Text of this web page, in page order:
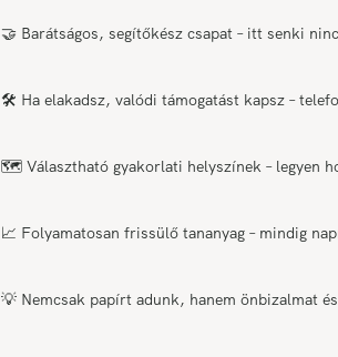
🤝 Barátságos, segítőkész csapat – itt senki
🛠️ Ha elakadsz, valódi támogatást kapsz –
🗺️ Választható gyakorlati helyszínek – legyen
📈 Folyamatosan frissülő tananyag – mindig
💡 Nemcsak papírt adunk, hanem önbizalmat